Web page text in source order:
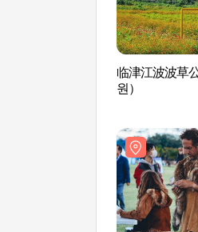
临津江波波草
원）